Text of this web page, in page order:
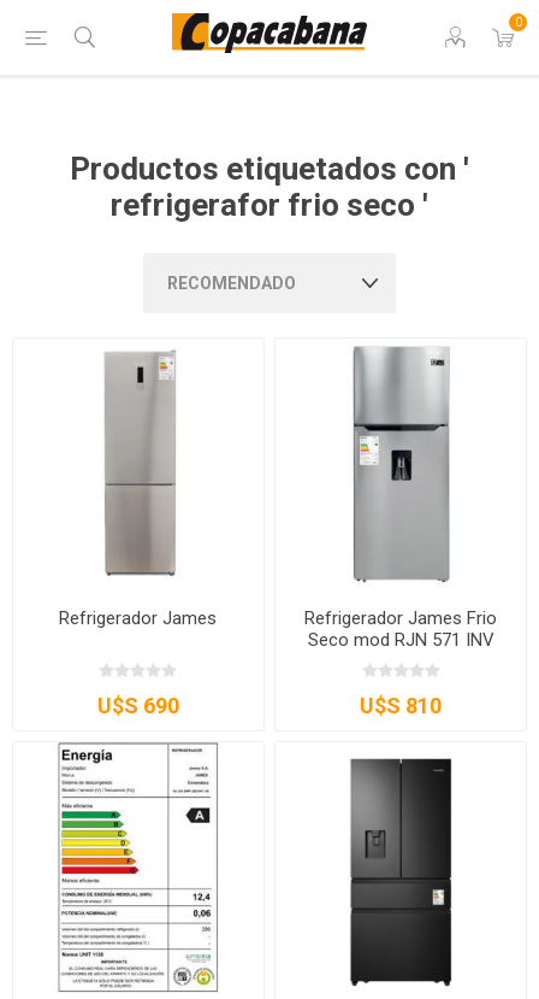
0
Productos etiquetados con '
refrigerafor frio seco '
Refrigerador James
U$S 690
Refrigerador James Frio
Seco mod RJN 571 INV
INOX D
U$S 810